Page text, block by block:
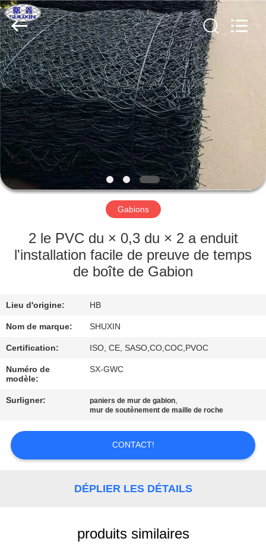
À
LA
MAISON
PRODUITS
À
PROPOS
NOUS
L'USINE
CONTRÔLE
DE
NOUS
CONTACTER
NOUVELLES
UN DEVIS
KN
Wire
Mesh
Co.,
Ltd..
All
Rights
Reserved.
Gabions
2 le PVC du × 0,3 du × 2 a enduit
l'installation facile de preuve de temps
de boîte de Gabion
Lieu d'origine: HB
Nom de marque: SHUXIN
Certification: ISO, CE, SASO,CO,COC,PVOC
Numéro de
modèle:
SX-GWC
Surligner: paniers de mur de gabion,
mur de soutènement de maille de roche
CONTACT!
DÉPLIER LES DÉTAILS
produits similaires